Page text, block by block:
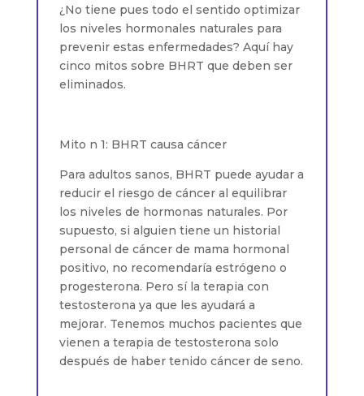
¿No tiene pues todo el sentido optimizar
los niveles hormonales naturales para
prevenir estas enfermedades? Aquí hay
cinco mitos sobre BHRT que deben ser
eliminados.
Mito n 1: BHRT causa cáncer
Para adultos sanos, BHRT puede ayudar a
reducir el riesgo de cáncer al equilibrar
los niveles de hormonas naturales. Por
supuesto, si alguien tiene un historial
personal de cáncer de mama hormonal
positivo, no recomendaría estrógeno o
progesterona. Pero sí la terapia con
testosterona ya que les ayudará a
mejorar. Tenemos muchos pacientes que
vienen a terapia de testosterona solo
después de haber tenido cáncer de seno.